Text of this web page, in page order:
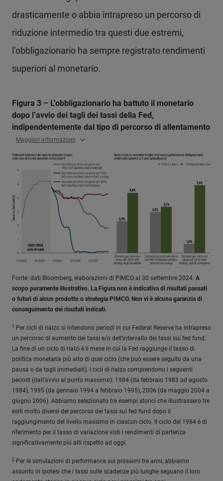
drasticamente o abbia intrapreso un percorso di
riduzione intermedio tra questi due estremi,
l’obbligazionario ha sempre registrato rendimenti
superiori al monetario.
Figura 3 – L’obbligazionario ha battuto il monetario
dopo l’avvio dei tagli dei tassi della Fed,
indipendentemente dal tipo di percorso di allentamento
Maggiori informazioni
Fonte: dati Bloomberg, elaborazioni di PIMCO al 30 settembre 2024. A
scopo puramente illustrativo. La Figura non è indicativa di risultati passati
o futuri di alcun prodotto o strategia PIMCO. Non vi è alcuna garanzia di
conseguimento dei risultati indicati.
1
Per cicli di rialzo si intendono periodi in cui Federal Reserve ha intrapreso
un percorso di aumento dei tassi e/o dell’intervallo dei tassi sui fed fund.
La fine di un ciclo di rialzi è il mese in cui la Fed raggiunge il tasso di
politica monetaria più alto di quel ciclo (che può essere seguito da una
pausa o da tagli immediati). I cicli di rialzo comprendono i seguenti
periodi (dall’avvio al punto massimo): 1984 (da febbraio 1983 ad agosto
1984), 1995 (da gennaio 1994 a febbraio 1995), 2006 (da maggio 2004 a
giugno 2006). Abbiamo selezionato tre esempi storici che illustrassero tre
esiti molto diversi del percorso dei tassi sui fed fund dopo il
raggiungimento del livello massimo in ciascun ciclo. Il ciclo del 1984 è di
riferimento per il tasso di variazione visti i rendimenti di partenza
significativamente più alti rispetto ad oggi.
2 Per le simulazioni di performance sui prossimi tre anni, abbiamo
assunto in ipotesi che i tassi sulle scadenze più lunghe seguano il loro